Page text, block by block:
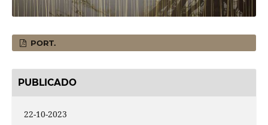
PORT.
PUBLICADO
22-10-2023